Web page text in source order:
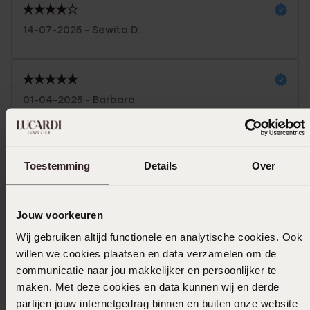
Toestemming Details Over
Jouw voorkeuren
Wij gebruiken altijd functionele en analytische cookies. Ook
willen we cookies plaatsen en data verzamelen om de
communicatie naar jou makkelijker en persoonlijker te
maken. Met deze cookies en data kunnen wij en derde
partijen jouw internetgedrag binnen en buiten onze website
14-07-2025 - Sewita D.
01-04-2025 - Barbara
Selecteer maat & bestel
Ook leuk voor jou